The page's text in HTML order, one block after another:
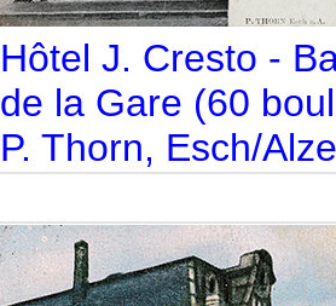
Hôtel J. Cresto -
de la Gare (60
P. Thorn, Esch/